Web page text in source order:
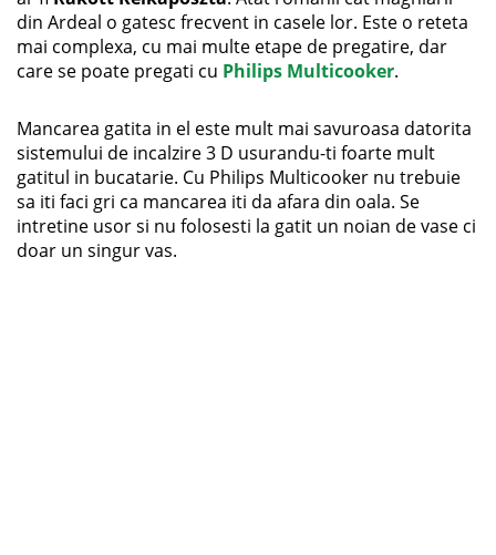
din Ardeal o gatesc frecvent in casele lor. Este o reteta
mai complexa, cu mai multe etape de pregatire, dar
care se poate pregati cu Philips Multicooker.
Mancarea gatita in el este mult mai savuroasa datorita
sistemului de incalzire 3 D usurandu-ti foarte mult
gatitul in bucatarie. Cu Philips Multicooker nu trebuie
sa iti faci gri ca mancarea iti da afara din oala. Se
intretine usor si nu folosesti la gatit un noian de vase ci
doar un singur vas.